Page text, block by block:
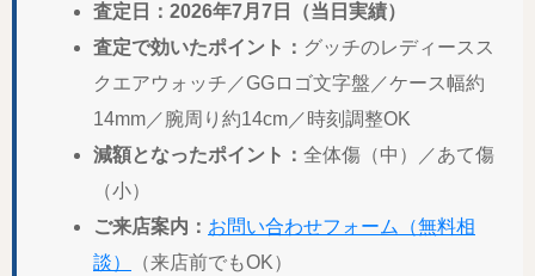
査定日：2026年7月7日（当日実績）
査定で効いたポイント： グッチのレディースス
クエアウォッチ／GGロゴ文字盤／ケース幅約
14mm／腕周り約14cm／時刻調整OK
減額となったポイント： 全体傷（中）／あて傷
（小）
ご来店案内： お問い合わせフォーム（無料相
談）
（来店前でもOK）